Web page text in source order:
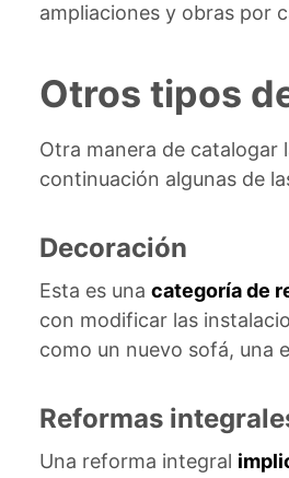
ampliaciones y obras por
Otros tipos
Otra manera de catalogar
continuación algunas de
Decoración
Esta es una categoría de
con modificar las
como un nuevo sofá, una
Reformas
Una reforma integral